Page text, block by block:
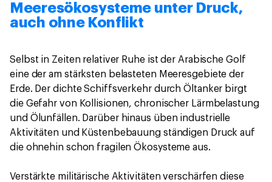
Meeresökosysteme unter Druck,
auch ohne Konflikt
Selbst in Zeiten relativer Ruhe ist der Arabische Golf
eine der am stärksten belasteten Meeresgebiete der
Erde. Der dichte Schiffsverkehr durch Öltanker birgt
die Gefahr von Kollisionen, chronischer Lärmbelastung
und Ölunfällen. Darüber hinaus üben industrielle
Aktivitäten und Küstenbebauung ständigen Druck auf
die ohnehin schon fragilen Ökosysteme aus.
Verstärkte militärische Aktivitäten verschärfen diese